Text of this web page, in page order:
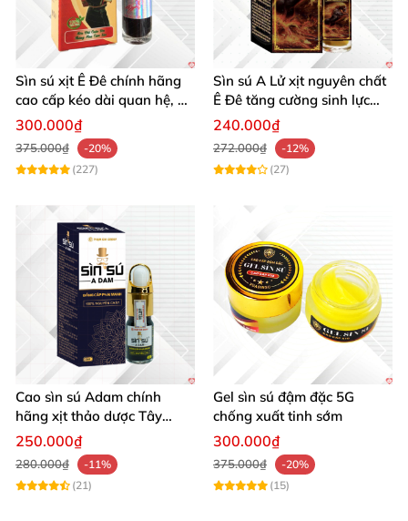
Sìn sú xịt Ê Đê chính hãng
cao cấp kéo dài quan hệ, an
toàn
300.000₫
375.000₫
-20%
(227)
Sìn sú A Lử xịt nguyên chất
Ê Đê tăng cường sinh lực
nam giới hiệu quả
240.000₫
272.000₫
-12%
(27)
Cao sìn sú Adam chính
hãng xịt thảo dược Tây
Nguyên kéo dài sức mạnh
250.000₫
280.000₫
-11%
(21)
Gel sìn sú đậm đặc 5G
chống xuất tinh sớm
300.000₫
375.000₫
-20%
(15)